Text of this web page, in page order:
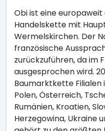
Obi ist eine
Handelskette mit
Wermelskirchen. Der
französische
zurückzuführen, da im
ausgesprochen wird.
Baumarktkette Filialen
Polen, Österreich,
Rumänien, Kroatien,
Herzegowina, Ukraine